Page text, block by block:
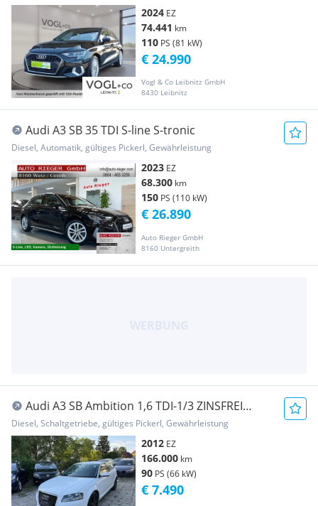
2024 EZ
74.441 km
110 PS (81 kW)
Vogl & Co Leibnitz GmbH
8430 Leibnitz
€ 24.990
Audi A3 SB 35 TDI S-line S-tronic
Diesel, Automatik, gültiges Pickerl, Gewährleistung
2023 EZ
68.300 km
150 PS (110 kW)
Auto Rieger GmbH
8160 Untergreith
€ 26.890
Audi A3 SB Ambition 1,6 TDI-1/3 ZINSFREI
FINANZIERUNG
Diesel, Schaltgetriebe, gültiges Pickerl, Gewährleistung
2012 EZ
166.000 km
90 PS (66 kW)
€ 7.490